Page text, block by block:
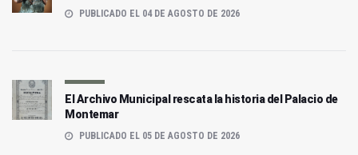
PUBLICADO EL 04 DE AGOSTO DE 2026
El Archivo Municipal rescata la historia del Palacio de
Montemar
PUBLICADO EL 05 DE AGOSTO DE 2026